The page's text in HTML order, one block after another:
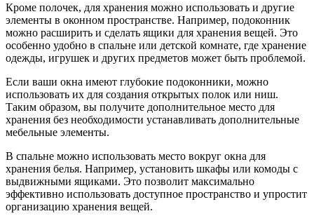
Кроме полочек, для хранения можно использовать и другие
элементы в оконном пространстве. Например, подоконник
можно расширить и сделать ящики для хранения вещей. Это
особенно удобно в спальне или детской комнате, где хранение
одежды, игрушек и других предметов может быть проблемой.
Если ваши окна имеют глубокие подоконники, можно
использовать их для создания открытых полок или ниш.
Таким образом, вы получите дополнительное место для
хранения без необходимости устанавливать дополнительные
мебельные элементы.
В спальне можно использовать место вокруг окна для
хранения белья. Например, установить шкафы или комоды с
выдвижными ящиками. Это позволит максимально
эффективно использовать доступное пространство и упростит
организацию хранения вещей.